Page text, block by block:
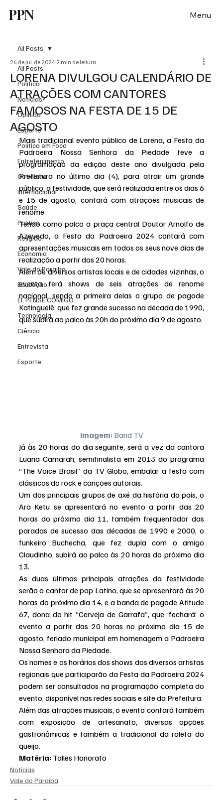
PPN Menu
All Posts
Política
Notícias
Opinião
Esporte
Politica em Foco
Entretenimento
Cotidiano
Internacional
Saúde
Politica
Religião
Economia
Vale do Paraiba
Educação
EI, PENSE COMIGO.
Tecnologia
Ciência
Entrevista
Esporte
All Posts
LORENA DIVULGOU CALENDÁRIO DE
ATRAÇÕES COM CANTORES
FAMOSOS NA FESTA DE 15 DE
AGOSTO
26 de jul. de 2024 2 min de leitura
Mais tradicional evento público de Lorena, a Festa da
Padroeira Nossa Senhora da Piedade teve a
programação da edição deste ano divulgada pela
Prefeitura no último dia (4), para atrair um grande
público, a festividade, que será realizada entre os dias 6
e 15 de agosto, contará com atrações musicais de
renome.
Tendo como palco a praça central Doutor Arnolfo de
Azevedo, a Festa da Padroeira 2024 contará com
apresentações musicais em todos os seus nove dias de
realização a partir das 20 horas.
Além de diversos artistas locais e de cidades vizinhas, o
evento terá shows de seis atrações de renome
nacional, sendo a primeira delas o grupo de pagode
Katinguelê, que fez grande sucesso na década de 1990,
que subirá ao palco às 20h do próximo dia 9 de agosto.
Imagem: Band TV
Já às 20 horas do dia seguinte, será a vez da cantora
Luana Camarah, semifinalista em 2013 do programa
“The Voice Brasil” da TV Globo, embalar a festa com
clássicos do rock e canções autorais.
Um dos principais grupos de axé da história do país, o
Ara Ketu se apresentará no evento a partir das 20
horas do próximo dia 11, também frequentador das
paradas de sucesso das décadas de 1990 e 2000, o
funkeiro Buchecha, que fez dupla com o amigo
Claudinho, subirá ao palco às 20 horas do próximo dia
13.
As duas últimas principais atrações da festividade
serão o cantor de pop Latino, que se apresentará às 20
horas do próximo dia 14, e a banda de pagode Atitude
67, dona do hit “Cerveja de Garrafa”, que ‘fechará’ o
evento a partir das 20 horas no próximo dia 15 de
agosto, feriado municipal em homenagem a Padroeira
Nossa Senhora da Piedade.
Os nomes e os horários dos shows dos diversos artistas
regionais que participarão da Festa da Padroeira 2024
podem ser consultados na programação completa do
evento, disponível nas redes sociais e site da Prefeitura.
Além das atrações musicais, o evento contará também
com exposição de artesanato, diversas opções
gastronômicas e também a tradicional da roleta do
queijo.
Matéria: Talles Honorato
Notícias
Vale do Paraiba